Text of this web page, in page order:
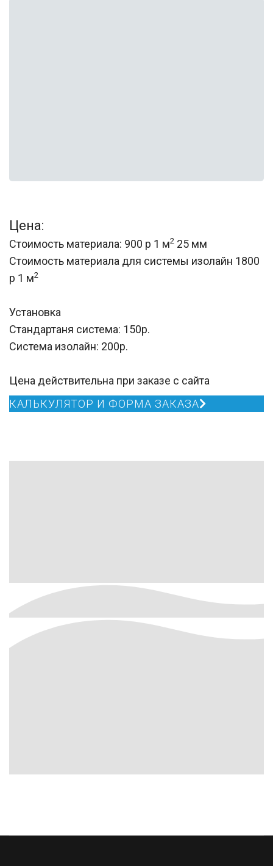
Цена:
Стоимость материала: 900 р 1 м2 25 мм
Стоимость материала для системы изолайн 1800
р 1 м2
Установка
Стандартаня система: 150р.
Система изолайн: 200р.
Цена действительна при заказе с сайта
КАЛЬКУЛЯТОР И ФОРМА ЗАКАЗА